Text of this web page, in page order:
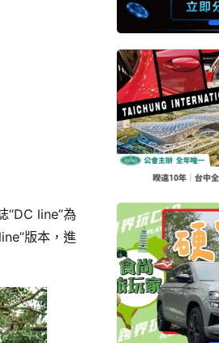
“DC line”為
版本，進